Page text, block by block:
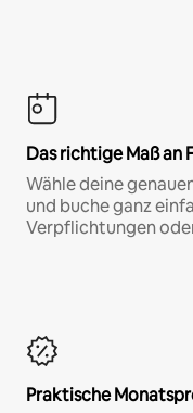
Das richtige Maß an
Wähle deine
und buche ganz
Verpflichtungen
Praktische